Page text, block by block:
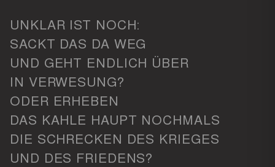
UNKLAR IST NOCH:
SACKT DAS DA WEG
UND GEHT ENDLICH ÜBER
IN VERWESUNG?
ODER ERHEBEN
DAS KAHLE HAUPT NOCHMALS
DIE SCHRECKEN DES KRIEGES
UND DES FRIEDENS?